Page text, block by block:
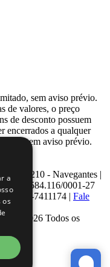
sem aviso prévio.
de valores, o preço
de desconto possuem
encerrados a qualquer
e sem aviso prévio.
Nº 210 - Navegantes |
08.584.116/0001-27
0800-7411174 | Fale
- 2026 Todos os
a
os